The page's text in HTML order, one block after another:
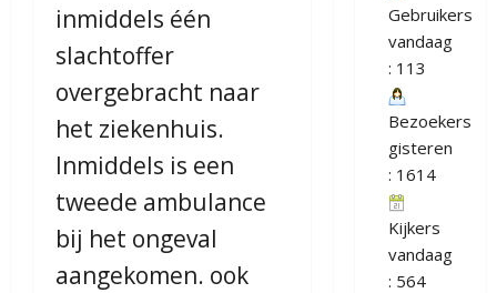
inmiddels één
slachtoffer
overgebracht naar
het ziekenhuis.
Inmiddels is een
tweede ambulance
bij het ongeval
aangekomen. ook
Gebruikers
vandaag
: 113
Bezoekers
gisteren
: 1614
Kijkers
vandaag
: 564